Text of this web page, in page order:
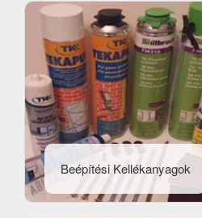
Beépítési Kellékanyagok